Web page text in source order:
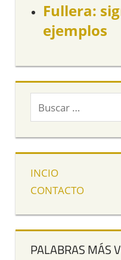
Fullera:
ejemplos
INCIO
CONTACTO
PALABRAS MÁS